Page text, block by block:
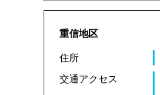
重信地区
住所
交通アクセス